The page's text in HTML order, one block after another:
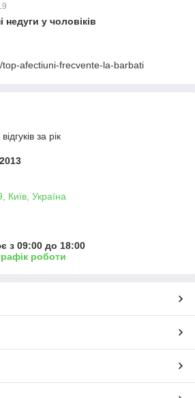
недуги у чоловіків
afectiuni-frecvente-la-barbati
за рік
Київ, Україна
з 09:00 до 18:00
роботи